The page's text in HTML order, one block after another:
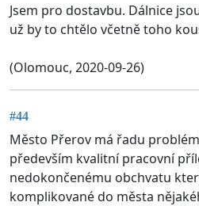
Jsem pro dostavbu. Dálnice
už by to chtělo včetně toho
(Olomouc, 2020-09-26)
#44
Město Přerov má řadu
především kvalitní pracovní
nedokončenému obchvatu
komplikované do města